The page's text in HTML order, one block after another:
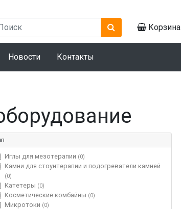
Корзина
Новости Контакты
Иглы для мезотерапии (0)
Камни для стоунтерапии и подогреватели камней
(0)
Катетеры (0)
Косметические комбайны (0)
Микротоки (0)